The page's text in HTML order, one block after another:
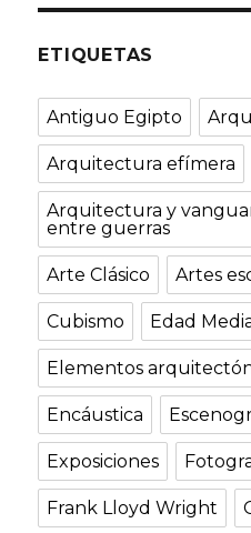
ETIQUETAS
Antiguo Egipto
Arquitectura efímera
Arquitectura y
entre guerras
Arte Clásico Artes
Cubismo Edad
Elementos
Encáustica
Exposiciones
Frank Lloyd Wright